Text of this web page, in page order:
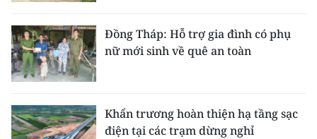
Đồng Tháp: Hỗ trợ gia đình có phụ
nữ mới sinh về quê an toàn
Khẩn trương hoàn thiện hạ tầng sạc
điện tại các trạm dừng nghỉ